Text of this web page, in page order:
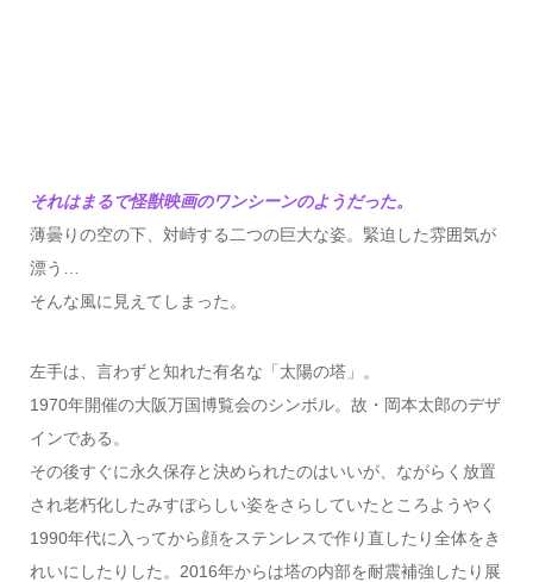
それはまるで怪獣映画のワンシーンのようだった。
薄曇りの空の下、対峙する二つの巨大な姿。緊迫した雰囲気が
漂う…
そんな風に見えてしまった。
左手は、言わずと知れた有名な「太陽の塔」。
1970年開催の大阪万国博覧会のシンボル。故・岡本太郎のデザ
インである。
その後すぐに永久保存と決められたのはいいが、ながらく放置
され老朽化したみすぼらしい姿をさらしていたところようやく
1990年代に入ってから顔をステンレスで作り直したり全体をき
れいにしたりした。2016年からは塔の内部を耐震補強したり展